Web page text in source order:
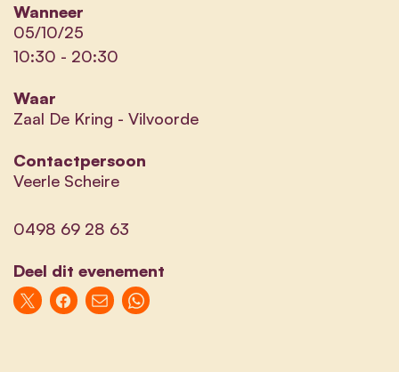
Wanneer
05/10/25
10:30 - 20:30
Waar
Zaal De Kring - Vilvoorde
Contactpersoon
Veerle Scheire
0498 69 28 63
Deel dit evenement